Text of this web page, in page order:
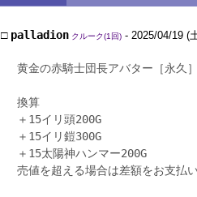
□ palladion クルーク(1回) - 2025/04/19 (
黄金の赤騎士団長アバター［永久
換算
＋15イリ頭200G
＋15イリ鎧300G
＋15太陽神ハンマー200G
売値を超える場合は差額をお支払